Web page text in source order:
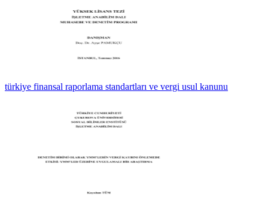
türkiye finansal raporlama standartları ve vergi usul kanunu